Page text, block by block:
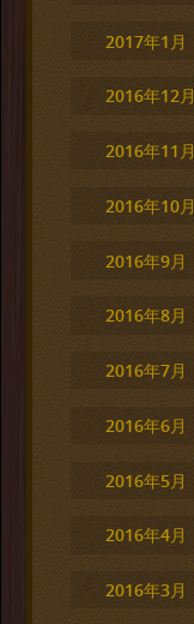
2017年1月
2016年12月
2016年11月
2016年10月
2016年9月
2016年8月
2016年7月
2016年6月
2016年5月
2016年4月
2016年3月